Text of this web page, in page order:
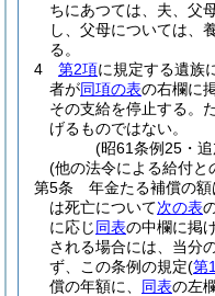
ちにあつては、夫、父
し、父母については、
る。
4
第2項に規定する遺族
者が同項の表の右欄に
その支給を停止する。
げるものではない。
(昭61条例25・
(他の法令による給付と
第5条
年金たる補償の
は死亡について次の表
に応じ同表の中欄に掲
される場合には、当分
ず、この条例の規定(第
償の年額に、 同表の左